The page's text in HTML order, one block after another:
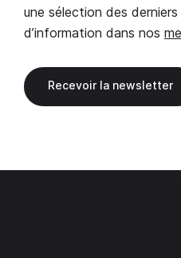
une sélection des
d’information dans nos